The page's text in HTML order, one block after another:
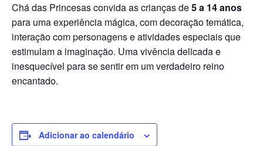
Chá das Princesas convida as crianças de5 a 14 anos
para uma experiência mágica, com decoração temática,
interação com personagens e atividades especiais que
estimulam a imaginação. Uma vivência delicada e
inesquecível para se sentir em um verdadeiro reino
encantado.
Adicionar ao calendário